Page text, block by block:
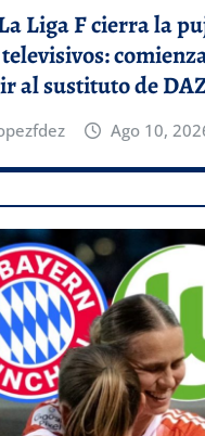
Liga F cierra la
al sustituto de
Ago 10,